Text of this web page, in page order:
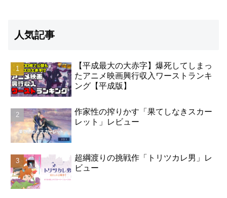
人気記事
【平成最大の大赤字】爆死してしまっ
たアニメ映画興行収入ワーストランキ
ング【平成版】
作家性の搾りかす「果てしなきスカー
レット」レビュー
超綱渡りの挑戦作「トリツカレ男」レ
ビュー